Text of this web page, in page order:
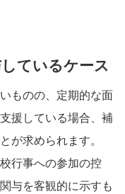
ているケース
ものの、定期的な面
援している場合、補
が求められます。
行事への参加の控
与を客観的に示すも